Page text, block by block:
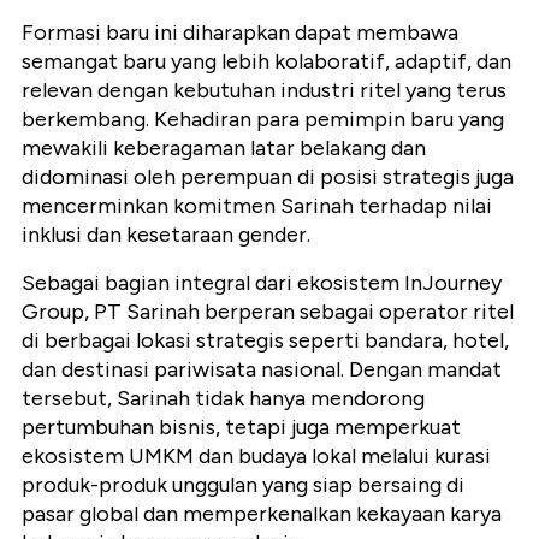
Formasi baru ini diharapkan dapat membawa
semangat baru yang lebih kolaboratif, adaptif, dan
relevan dengan kebutuhan industri ritel yang terus
berkembang. Kehadiran para pemimpin baru yang
mewakili keberagaman latar belakang dan
didominasi oleh perempuan di posisi strategis juga
mencerminkan komitmen Sarinah terhadap nilai
inklusi dan kesetaraan gender.
Sebagai bagian integral dari ekosistem InJourney
Group, PT Sarinah berperan sebagai operator ritel
di berbagai lokasi strategis seperti bandara, hotel,
dan destinasi pariwisata nasional. Dengan mandat
tersebut, Sarinah tidak hanya mendorong
pertumbuhan bisnis, tetapi juga memperkuat
ekosistem UMKM dan budaya lokal melalui kurasi
produk-produk unggulan yang siap bersaing di
pasar global dan memperkenalkan kekayaan karya